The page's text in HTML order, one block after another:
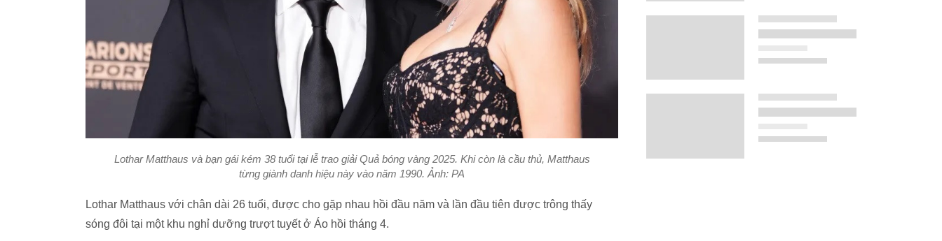
Lothar Matthaus và bạn gái kém 38 tuổi tại lễ trao giải Quả bóng vàng 2025. Khi còn là cầu thủ, Matthaus
từng giành danh hiệu này vào năm 1990. Ảnh: PA
Lothar Matthaus với chân dài 26 tuổi, được cho gặp nhau hồi đầu năm và lần đầu tiên được trông thấy
sóng đôi tại một khu nghỉ dưỡng trượt tuyết ở Áo hồi tháng 4.